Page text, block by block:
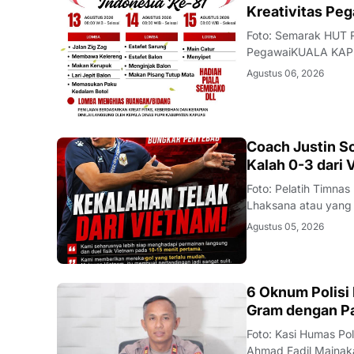
DAERAH
Kreativitas
Foto: Semarak HUT
PegawaiKUALA
Republik Indonesia
Agustus 06, 2026
JAKARTA
Coach Justin
Kalah 0-3 dari
Foto: Pelatih
Lhaksana atau
Timnas Indonesia
Agustus 05, 2026
BAUBAU
6 Oknum Polisi
Gram dengan
Foto: Kasi Humas
Ahmad Fadil